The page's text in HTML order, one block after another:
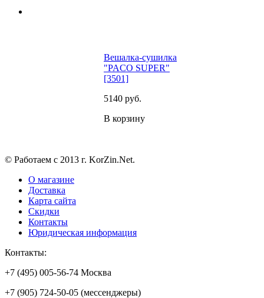
Вешалка-сушилка
"PACO SUPER"
[3501]
5140 руб.
В корзину
© Работаем с 2013 г. KorZin.Net.
О магазине
Доставка
Карта сайта
Скидки
Контакты
Юридическая информация
Контакты:
+7 (495) 005-56-74 Москва
+7 (905) 724-50-05 (мессенджеры)